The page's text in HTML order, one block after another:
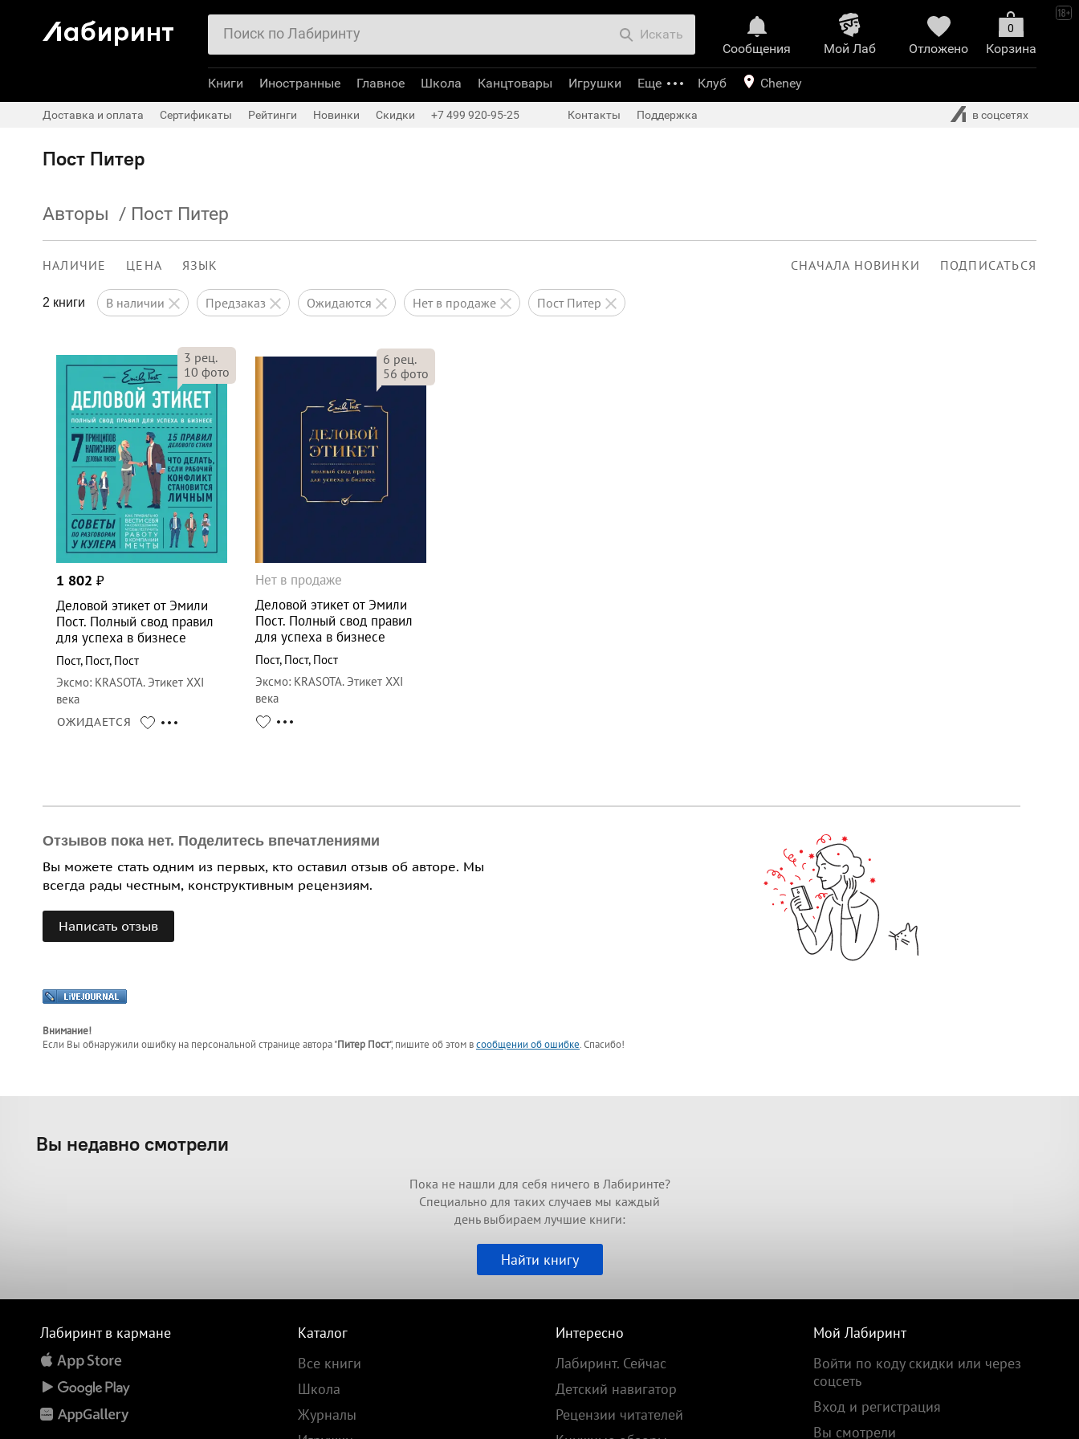
Пост Питер
Авторы / Пост Питер
НАЛИЧИЕ ЦЕНА ЯЗЫК СНАЧАЛА НОВИНКИ ПОДПИСАТЬСЯ
2 книги в наличии предзаказ ожидаются нет в продаже Пост Питер
3 рец.
10 фото
1 802₽
Деловой этикет от Эмили
Пост. Полный свод правил
для успеха в бизнесе
Пост, Пост, Пост
Эксмо: KRASOTA. Этикет XXI
века
ОЖИДАЕТСЯ
6 рец.
56 фото
Нет в продаже
Деловой этикет от Эмили
Пост. Полный свод правил
для успеха в бизнесе
Пост, Пост, Пост
Эксмо: KRASOTA. Этикет XXI
века
Отзывов пока нет. Поделитесь впечатлениями
Вы можете стать одним из первых, кто оставил отзыв об авторе. Мы
всегда рады честным, конструктивным рецензиям.
Написать отзыв
Внимание!
Если Вы обнаружили ошибку на персональной странице автора "Питер Пост", пишите об этом всообщении об ошибке. Спасибо!
Сообщения
Mой Лаб​
иринт
Отложено
0
Корзина
Искать
Книги Иностранные Главное Школа Канцтовары Игрушки Еще Клуб Cheney
Доставка и оплата Сертификаты Рейтинги Новинки Скидки +7 499 920-95-25 Контакты Поддержка в соцсетях
Вы недавно смотрели
Пока не нашли для себя ничего в Лабиринте?
Специально для таких случаев мы каждый
день выбираем лучшие книги:
Найти книгу
Лабиринт в кармане
Каталог
Все книги
Школа
Журналы
Интересно
Лабиринт. Сейчас
Детский навигатор
Рецензии читателей
Мой Лабиринт
Войти по коду скидки или через
соцсеть
Вход и регистрация
Вы смотрели